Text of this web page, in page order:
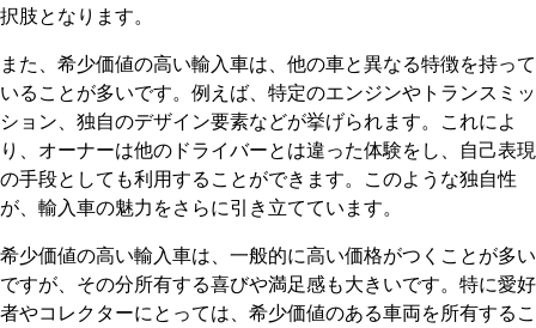
択肢となります。
また、希少価値の高い輸入車は、他の車と異なる特徴を持って
いることが多いです。例えば、特定のエンジンやトランスミッ
ション、独自のデザイン要素などが挙げられます。これによ
り、オーナーは他のドライバーとは違った体験をし、自己表現
の手段としても利用することができます。このような独自性
が、輸入車の魅力をさらに引き立てています。
希少価値の高い輸入車は、一般的に高い価格がつくことが多い
ですが、その分所有する喜びや満足感も大きいです。特に愛好
者やコレクターにとっては、希少価値のある車両を所有するこ